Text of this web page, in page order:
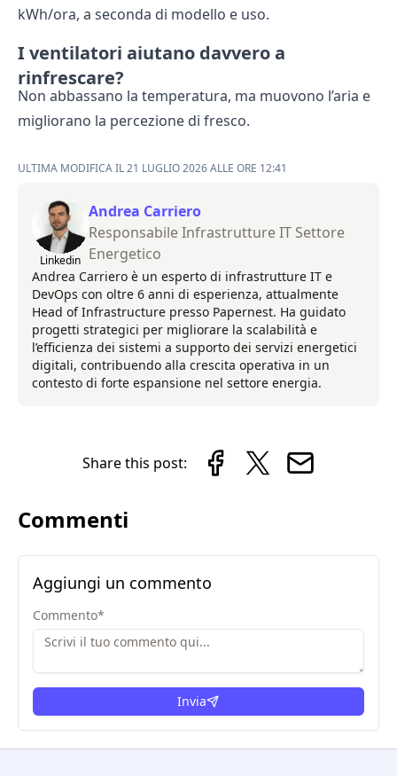
kWh/ora, a seconda di modello e uso.
I ventilatori aiutano davvero a
rinfrescare?
Non abbassano la temperatura, ma muovono l’aria e
migliorano la percezione di fresco.
ULTIMA MODIFICA IL 21 LUGLIO 2026 ALLE ORE 12:41
Linkedin
Andrea Carriero
Responsabile Infrastrutture IT Settore
Energetico
Andrea Carriero è un esperto di infrastrutture IT e
DevOps con oltre 6 anni di esperienza, attualmente
Head of Infrastructure presso Papernest. Ha guidato
progetti strategici per migliorare la scalabilità e
l’efficienza dei sistemi a supporto dei servizi energetici
digitali, contribuendo alla crescita operativa in un
contesto di forte espansione nel settore energia.
Share this post:
Commenti
Aggiungi un commento
Commento*
Invia